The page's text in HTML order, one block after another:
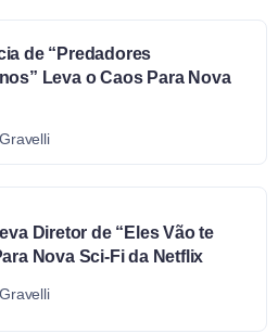
de “Predadores
Leva o Caos Para Nova
Diretor de “Eles Vão te
Nova Sci-Fi da Netflix